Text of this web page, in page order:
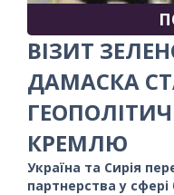
ВІЗИТ
ДАМАСКА
КРЕМЛЮ
Україна та Сирія
партнерства у сфері